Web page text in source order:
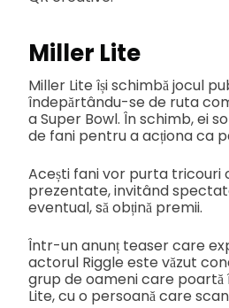
Miller Lite
Miller Lite își schimbă jocul
îndepărtându-se de ruta
a Super Bowl. În schimb, ei
de fani pentru a acționa ca
Acești fani vor purta tricouri
prezentate, invitând
eventual, să obțină premii.
Într-un anunț teaser care
actorul Riggle este văzut
grup de oameni care poartă
Lite, cu o persoană care